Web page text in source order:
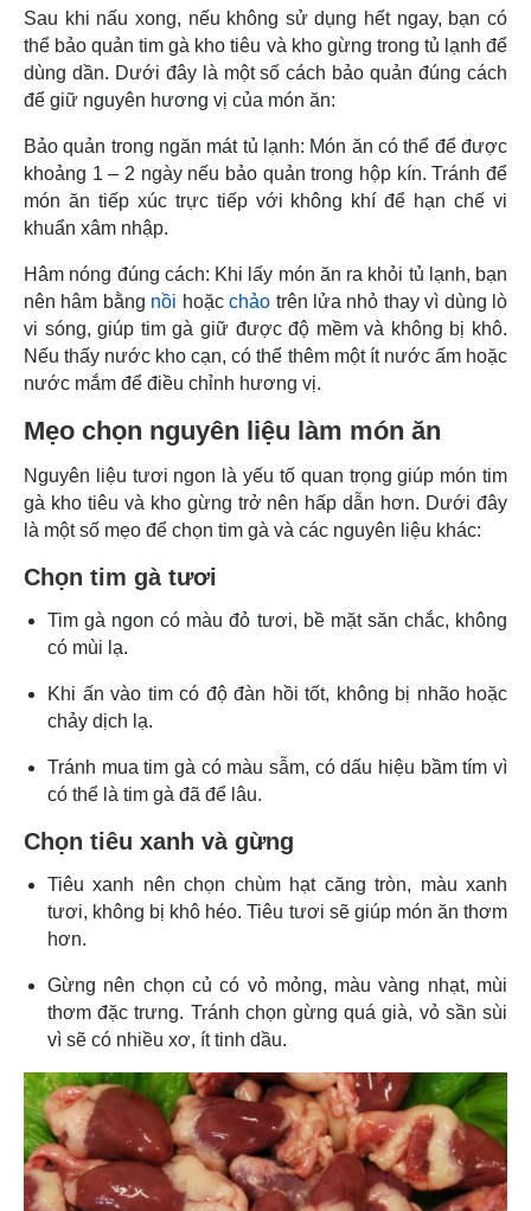
Sau khi nấu xong, nếu không sử dụng hết ngay, bạn có
thể bảo quản tim gà kho tiêu và kho gừng trong tủ lạnh để
dùng dần. Dưới đây là một số cách bảo quản đúng cách
để giữ nguyên hương vị của món ăn:
Bảo quản trong ngăn mát tủ lạnh: Món ăn có thể để được
khoảng 1 – 2 ngày nếu bảo quản trong hộp kín. Tránh để
món ăn tiếp xúc trực tiếp với không khí để hạn chế vi
khuẩn xâm nhập.
Hâm nóng đúng cách: Khi lấy món ăn ra khỏi tủ lạnh, bạn
nên hâm bằng nồi hoặcchảo trên lửa nhỏ thay vì dùng lò
vi sóng, giúp tim gà giữ được độ mềm và không bị khô.
Nếu thấy nước kho cạn, có thể thêm một ít nước ấm hoặc
nước mắm để điều chỉnh hương vị.
Mẹo chọn nguyên liệu làm món ăn
Nguyên liệu tươi ngon là yếu tố quan trọng giúp món tim
gà kho tiêu và kho gừng trở nên hấp dẫn hơn. Dưới đây
là một số mẹo để chọn tim gà và các nguyên liệu khác:
Chọn tim gà tươi
Tim gà ngon có màu đỏ tươi, bề mặt săn chắc, không
có mùi lạ.
Khi ấn vào tim có độ đàn hồi tốt, không bị nhão hoặc
chảy dịch lạ.
Tránh mua tim gà có màu sẫm, có dấu hiệu bầm tím vì
có thể là tim gà đã để lâu.
Chọn tiêu xanh và gừng
Tiêu xanh nên chọn chùm hạt căng tròn, màu xanh
tươi, không bị khô héo. Tiêu tươi sẽ giúp món ăn thơm
hơn.
Gừng nên chọn củ có vỏ mỏng, màu vàng nhạt, mùi
thơm đặc trưng. Tránh chọn gừng quá già, vỏ sần sùi
vì sẽ có nhiều xơ, ít tinh dầu.